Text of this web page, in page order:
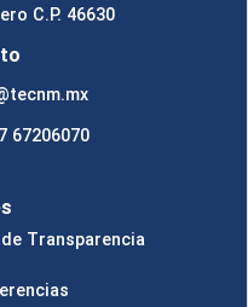
C.P. 46630
67206070
Transparencia